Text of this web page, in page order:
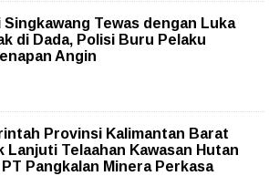
Singkawang Tewas dengan Luka
di Dada, Polisi Buru Pelaku
Angin
Provinsi Kalimantan Barat
Lanjuti Telaahan Kawasan Hutan
Pangkalan Minera Perkasa